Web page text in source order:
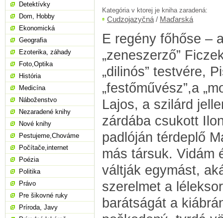
Kategória v ktorej je kniha zaradená:
Cudzojazyčná / Maďarská
E ​regény főhőse –
„zeneszerző”
„dilinós” testvére,
„festőművész”,a
Lajos, a szilárd
zárdába csukott
padlóján térdeplő
más társuk. Vidám
váltják egymást,
szerelmet a
barátságát a
Detektívky
Dom, Hobby
Ekonomická
Geografia
Ezoterika, záhady
Foto,Optika
História
Medicína
Náboženstvo
Nezaradené knihy
Nové knihy
Pestujeme,Chováme
Počítače,internet
Poézia
Politika
Právo
Pre šikovné ruky
Príroda, Javy